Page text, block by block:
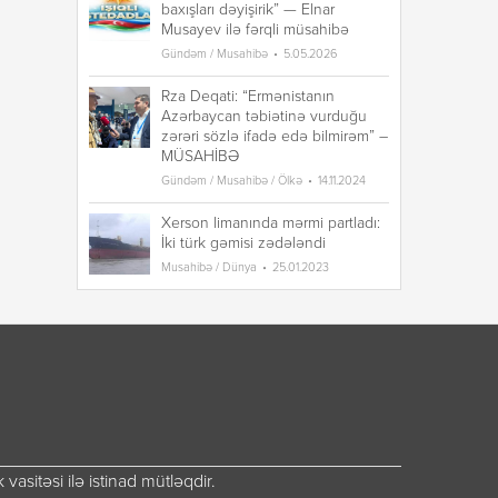
baxışları dəyişirik” — Elnar
Musayev ilə fərqli müsahibə
Gündəm / Musahibə 5.05.2026
Rza Deqati: “Ermənistanın
Azərbaycan təbiətinə vurduğu
zərəri sözlə ifadə edə bilmirəm” –
MÜSAHİBƏ
Gündəm / Musahibə / Ölkə 14.11.2024
Xerson limanında mərmi partladı:
İki türk gəmisi zədələndi
Musahibə / Dünya 25.01.2023
vasitəsi ilə istinad mütləqdir.